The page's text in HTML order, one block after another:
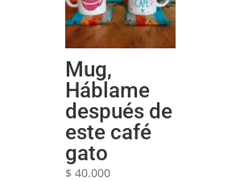
Mug,
Háblame
después de
este café
gato
$ 40.000